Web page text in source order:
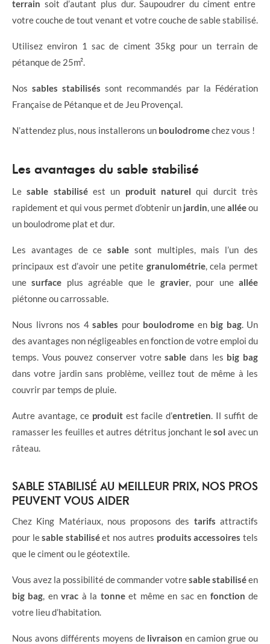
terrain soit d’autant plus dur. Saupoudrer du ciment entre
votre couche de tout venant et votre couche de sable stabilisé.
Utilisez environ 1 sac de ciment 35kg pour un terrain de
pétanque de 25m².
Nos sables stabilisés sont recommandés par la Fédération
Française de Pétanque et de Jeu Provençal.
N’attendez plus, nous installerons un boulodromechez vous !
Les avantages du sable stabilisé
Lesable stabiliséest un produit naturel qui durcit très
rapidement et qui vous permet d’obtenir un jardin , unealléeou
un boulodrome plat et dur.
Les avantages de cesable sont multiples, mais l’un des
principaux est d’avoir une petite granulométrie, cela permet
unesurface plus agréable que le gravier, pour uneallée
piétonne ou carrossable.
Nous livrons nos 4 sables pour boulodrome en big bag. Un
des avantages non négligeables en fonction de votre emploi du
temps. Vous pouvez conserver votresable dans les big bag
dans votre jardin sans problème, veillez tout de même à les
couvrir par temps de pluie.
Autre avantage, ce produitest facile d’entretien . Il suffit de
ramasser les feuilles et autres détritus jonchant lesol avec un
râteau.
SABLE STABILISÉ AU MEILLEUR PRIX, NOS PROS
PEUVENT VOUS AIDER
Chez King Matériaux, nous proposons des tarifs attractifs
pour lesable stabiliséet nos autres produits accessoirestels
que le ciment ou le géotextile.
Vous avez la possibilité de commander votresable stabiliséen
big bag , envrac à la tonneet même en sac en fonction de
votre lieu d’habitation.
Nous avons différents moyens delivraison en camion grue ou